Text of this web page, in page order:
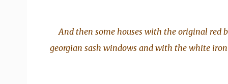
And then some houses with the original red
georgian sash windows and with the white